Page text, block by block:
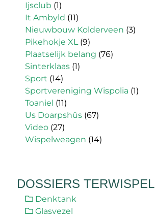
Ijsclub (1)
It Ambyld (11)
Nieuwbouw Kolderveen (3)
Pikehokje XL(9)
Plaatselijk belang (76)
Sinterklaas (1)
Sport (14)
Sportvereniging Wispolia (1)
Toaniel (11)
Us Doarpshûs (67)
Video (27)
Wispelweagen (14)
DOSSIERS TERWISPEL
Denktank
Glasvezel